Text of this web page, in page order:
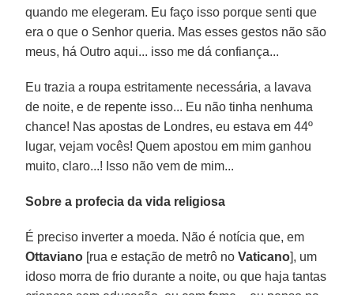
quando me elegeram. Eu faço isso porque senti que
era o que o Senhor queria. Mas esses gestos não são
meus, há Outro aqui... isso me dá confiança...
Eu trazia a roupa estritamente necessária, a lavava
de noite, e de repente isso... Eu não tinha nenhuma
chance! Nas apostas de Londres, eu estava em 44º
lugar, vejam vocês! Quem apostou em mim ganhou
muito, claro...! Isso não vem de mim...
Sobre a profecia da vida religiosa
É preciso inverter a moeda. Não é notícia que, em
Ottaviano [rua e estação de metrô noVaticano], um
idoso morra de frio durante a noite, ou que haja tantas